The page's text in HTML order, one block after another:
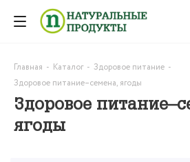
Здоровое
ягоды
Главная - Каталог - Здоровое питание -
Здоровое питание–семена, ягоды